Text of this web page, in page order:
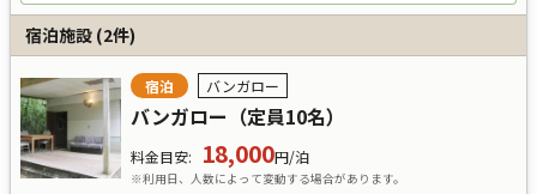
宿泊施設 (2件)
宿泊 バンガロー
バンガロー（定員10名）
料金目安: 18,000円/泊
※利用日、人数によって変動する場合があります。